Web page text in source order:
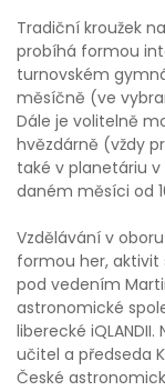
Tradiční kroužek
probíhá formou
turnovském
měsíčně (ve
Dále je volitelně
hvězdárně (vždy
také v planetáriu v
daném měsíci od
Vzdělávání v
formou her,
pod vedením
astronomické
liberecké
učitel a předseda
České